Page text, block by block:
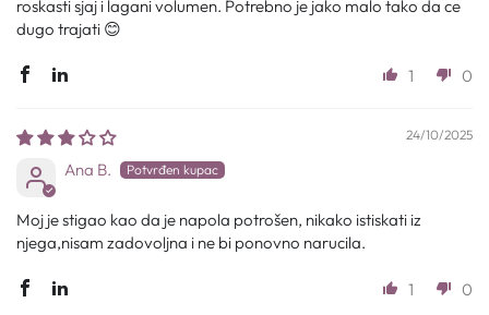
roskasti sjaj i lagani volumen. Potrebno je jako malo tako da ce
dugo trajati 😊
1 0
24/10/2025
Ana B.
Moj je stigao kao da je napola potrošen, nikako istiskati iz
njega,nisam zadovoljna i ne bi ponovno narucila.
1 0